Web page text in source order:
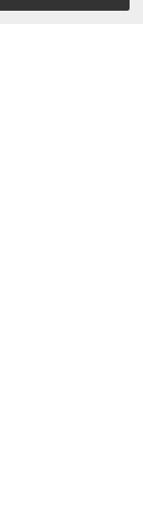
Recuperar Password